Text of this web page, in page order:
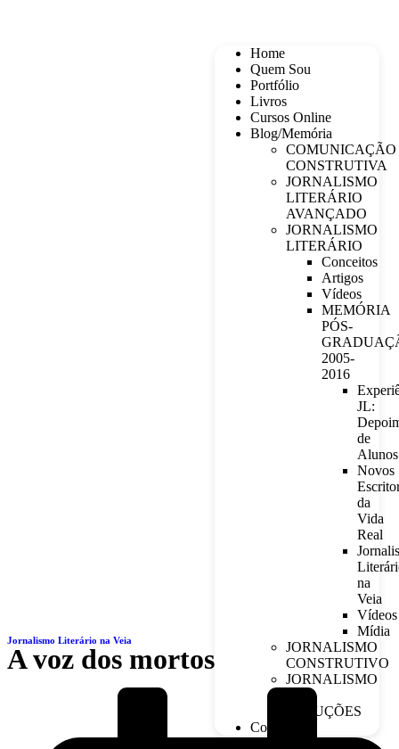
Home
Quem Sou
Portfólio
Livros
Cursos Online
Blog/Memória
COMUNICAÇÃO
CONSTRUTIVA
JORNALISMO
LITERÁRIO
AVANÇADO
JORNALISMO
LITERÁRIO
Conceitos
Artigos
Vídeos
MEMÓRIA
PÓS-
2005-
2016
JL:
de
Alunos
Novos
da
Vida
Real
na
Veia
Vídeos
Mídia
JORNALISMO
CONSTRUTIVO
JORNALISMO
SOLUÇÕES
Contato
Jornalismo Literário na Veia
A voz dos mortos